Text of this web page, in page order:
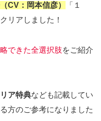
CV：岡本信彦）
「１
リアしました！
できた全選択肢をご紹介
ア特典なども記載してい
方のご参考になりました